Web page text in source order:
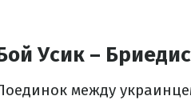
Усик –
между